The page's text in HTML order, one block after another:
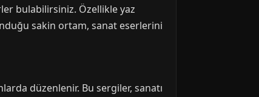
bulabilirsiniz. Özellikle yaz
sakin ortam, sanat eserlerini
düzenlenir. Bu sergiler, sanatı